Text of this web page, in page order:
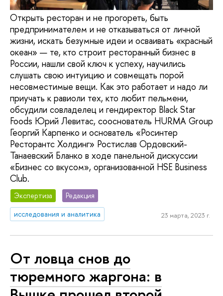
Открыть ресторан и не прогореть, быть
предпринимателем и не отказываться от личной
жизни, искать безумные идеи и осваивать «красный
океан» — те, кто строит ресторанный бизнес в
России, нашли свой ключ к успеху, научились
слушать свою интуицию и совмещать порой
несовместимые вещи. Как это работает и надо ли
приучать к равиоли тех, кто любит пельмени,
обсудили совладелец и гендиректор Black Star
Foods Юрий Левитас, сооснователь HURMA Group
Георгий Карпенко и основатель «Росинтер
Ресторантс Холдинг» Ростислав Ордовский-
Танаевский Бланко в ходе панельной дискуссии
«Бизнес со вкусом», организованной HSE Business
Club.
Экспертиза
Редакция
исследования и аналитика
23 марта, 2023 г.
От ловца снов до
тюремного жаргона: в